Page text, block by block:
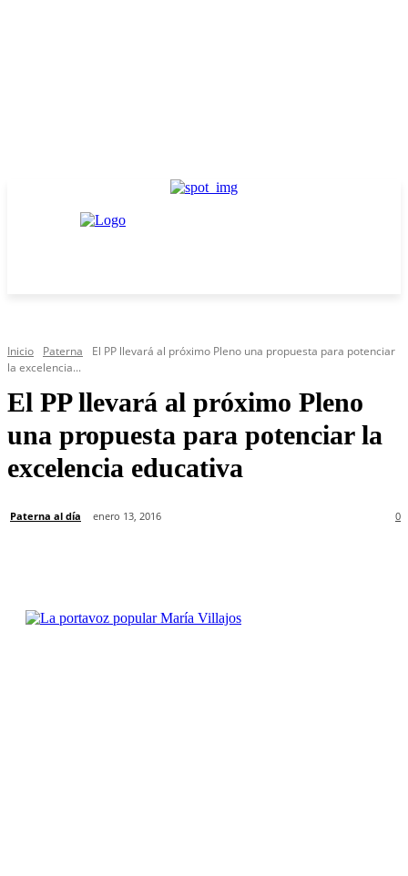
Inicio Paterna
El PP llevará al próximo Pleno una propuesta para potenciar
la excelencia...
El PP llevará al próximo Pleno
una propuesta para potenciar la
excelencia educativa
Paterna al día enero 13, 2016 0